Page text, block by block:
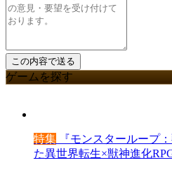
ゲームを探す
特集 『モンスターループ
た異世界転生×獣神進化